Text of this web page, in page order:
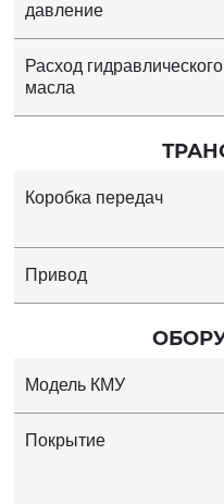
давление
Расход гидравлического
масла
Коробка передач
Привод
Модель КМУ
Покрытие